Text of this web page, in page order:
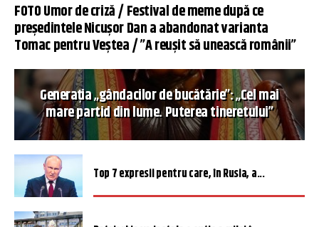
FOTO Umor de criză / Festival de meme după ce
președintele Nicușor Dan a abandonat varianta
Tomac pentru Veștea / ”A reușit să unească românii”
Generația „gândacilor de bucătărie”: „Cel mai
mare partid din lume. Puterea tineretului”
Top 7 expresii pentru care, în Rusia, a...